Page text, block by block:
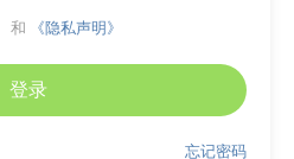
和 《隐私声明》
登录
忘记密码